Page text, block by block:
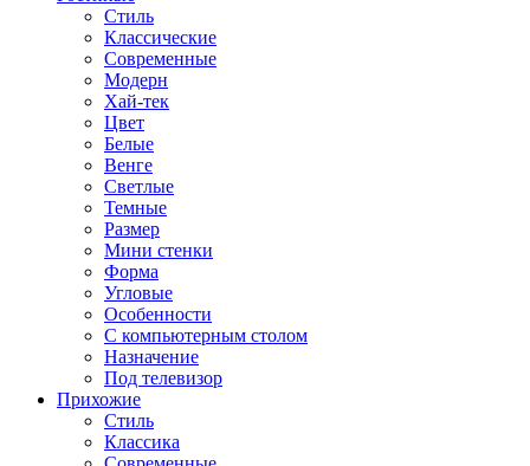
Стиль
Классические
Современные
Модерн
Хай-тек
Цвет
Белые
Венге
Светлые
Темные
Размер
Мини стенки
Форма
Угловые
Особенности
С компьютерным столом
Назначение
Под телевизор
Прихожие
Стиль
Классика